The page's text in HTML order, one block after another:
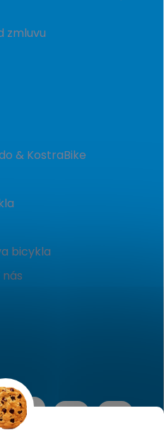
zmluvu
& KostraBike
bicykla